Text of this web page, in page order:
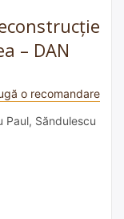
– DAN
o recomandare
Paul, Săndulescu